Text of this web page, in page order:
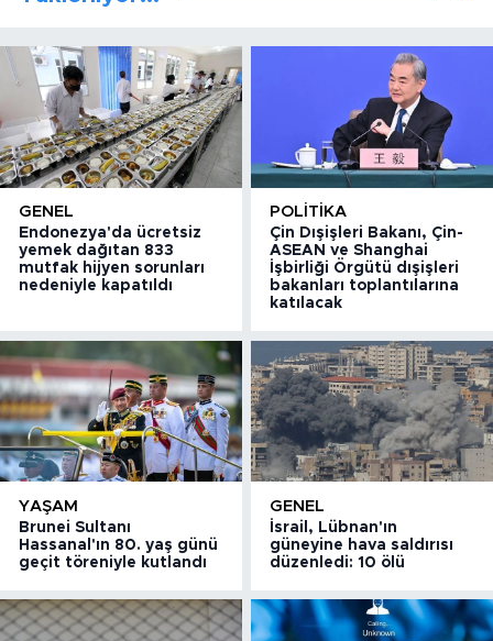
GENEL
Endonezya'da ücretsiz
yemek dağıtan 833
mutfak hijyen sorunları
nedeniyle kapatıldı
POLITIKA
Çin Dışişleri Bakanı, Çin-
ASEAN ve Shanghai
İşbirliği Örgütü dışişleri
bakanları toplantılarına
katılacak
YAŞAM
Brunei Sultanı
Hassanal'ın 80. yaş günü
geçit töreniyle kutlandı
GENEL
İsrail, Lübnan'ın
güneyine hava saldırısı
düzenledi: 10 ölü